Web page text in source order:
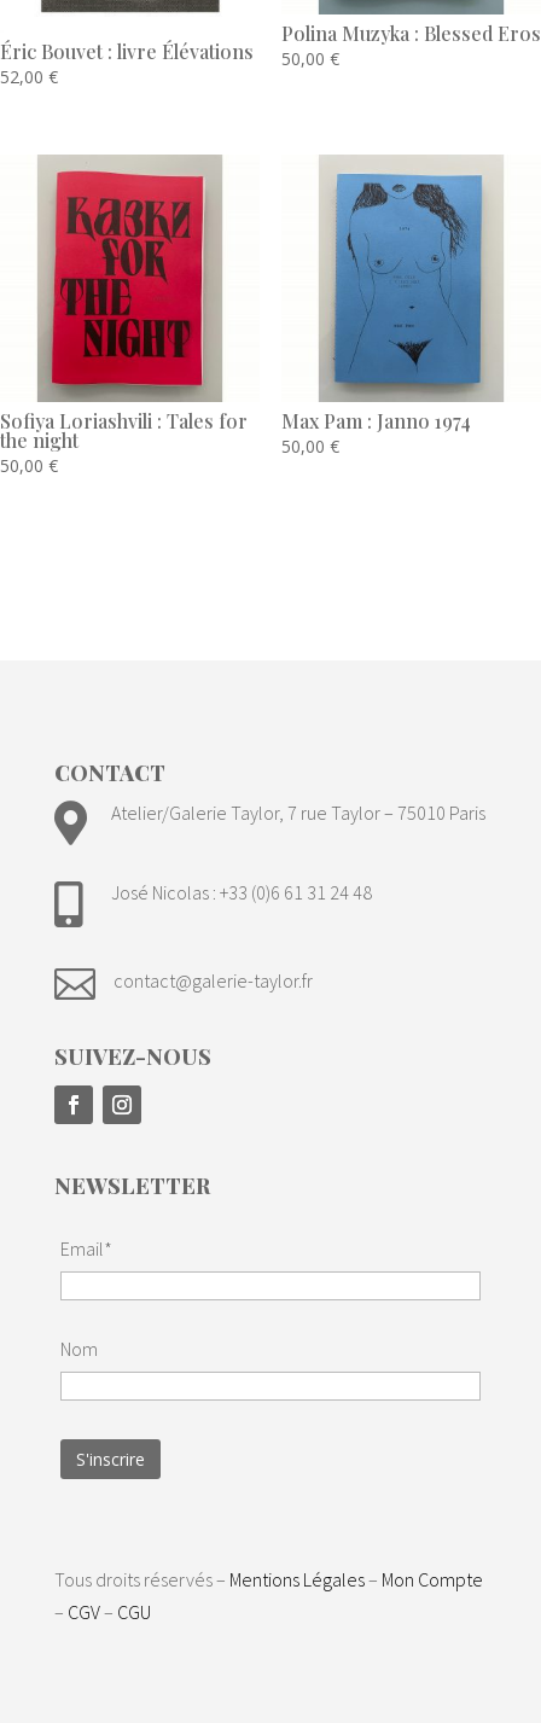
Éric Bouvet : livre Élévations
52,00 €
Polina Muzyka : Blessed Eros
50,00 €
Sofiya Loriashvili : Tales for
the night
50,00 €
Max Pam : Janno 1974
50,00 €
CONTACT
 Atelier/Galerie Taylor, 7 rue Taylor – 75010 Paris
 José Nicolas : +33 (0)6 61 31 24 48
 contact@galerie-taylor.fr
SUIVEZ-NOUS
NEWSLETTER
Email*
Nom
Tous droits réservés – Mentions Légales– Mon Compte
– CGV– CGU